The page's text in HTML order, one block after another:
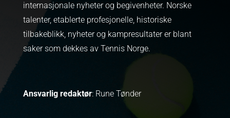
internasjonale nyheter og begivenheter. Norske
talenter, etablerte profesjonelle, historiske
tilbakeblikk, nyheter og kampresultater er blant
saker som dekkes av Tennis Norge.
Ansvarlig redaktør: Rune Tønder